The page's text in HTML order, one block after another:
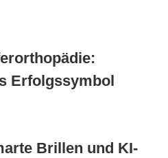
Erfolgssymbol
Brillen und KI-